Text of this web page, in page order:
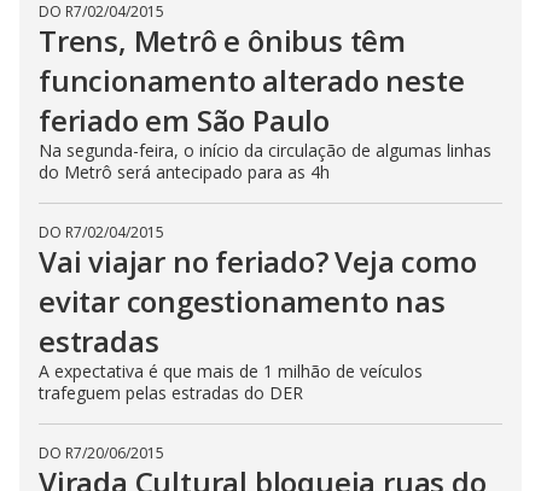
DO R7/02/04/2015
Trens, Metrô e ônibus têm
funcionamento alterado neste
feriado em São Paulo
Na segunda-feira, o início da circulação de algumas linhas
do Metrô será antecipado para as 4h
DO R7/02/04/2015
Vai viajar no feriado? Veja como
evitar congestionamento nas
estradas
A expectativa é que mais de 1 milhão de veículos
trafeguem pelas estradas do DER
DO R7/20/06/2015
Virada Cultural bloqueia ruas do